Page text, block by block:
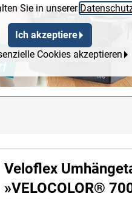
Sie in unserer
Ich akzeptiere
Cookies akzeptieren
Veloflex
»VELOCOLOR®